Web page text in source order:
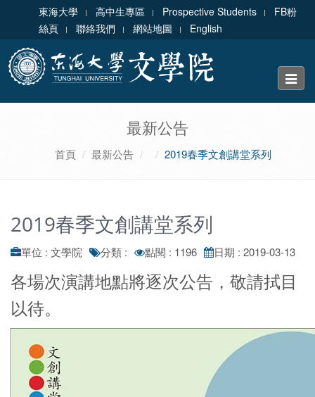
東海大學 高中生專區 Prospective Students
FB粉
絲頁
聯絡我們 網站地圖 English
Toggle
最新公告
首頁 最新公告 2019春季文創講堂系列
2019春季文創講堂系列
單位 : 文學院 分類 : 點閱 : 1196 日期 : 2019-03-13
各場次演講地點將逐次公告，敬請拭目
以待。